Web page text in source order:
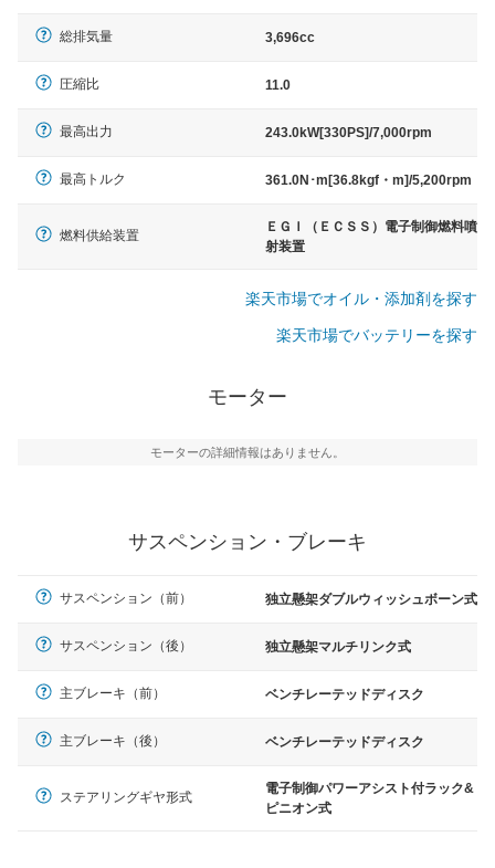
総排気量 3,696cc
圧縮比 11.0
最高出力 243.0kW[330PS]/7,000rpm
最高トルク 361.0N･m[36.8kgf・m]/5,200rpm
燃料供給装置
ＥＧＩ（ＥＣＳＳ）電子制御燃料噴
射装置
楽天市場でオイル・添加剤を探す
楽天市場でバッテリーを探す
モーター
モーターの詳細情報はありません。
サスペンション・ブレーキ
サスペンション（前） 独立懸架ダブルウィッシュボーン式
サスペンション（後） 独立懸架マルチリンク式
主ブレーキ（前） ベンチレーテッドディスク
主ブレーキ（後） ベンチレーテッドディスク
ステアリングギヤ形式
電子制御パワーアシスト付ラック&
ピニオン式